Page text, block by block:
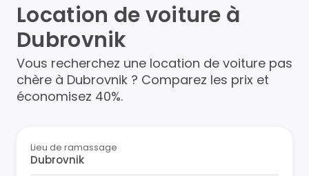
Location de voiture à
Dubrovnik
Vous recherchez une location de voiture pas
chère à Dubrovnik ? Comparez les prix et
économisez 40%.
Lieu de ramassage